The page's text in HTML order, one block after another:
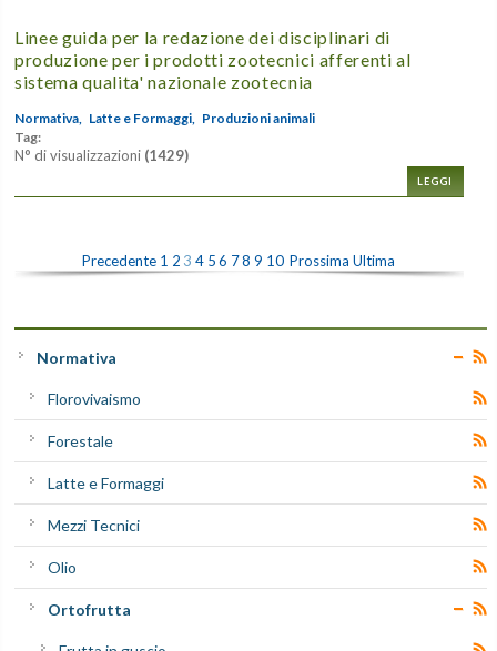
Linee guida per la redazione dei disciplinari di
produzione per i prodotti zootecnici afferenti al
sistema qualita' nazionale zootecnia
Normativa, Latte e Formaggi,
Produzioni animali
Tag:
N° di visualizzazioni (1429)
LEGGI
Precedente 1 2 3 4 5 6 78 9 10 Prossima Ultima
Normativa
Florovivaismo
Forestale
Latte e Formaggi
Mezzi Tecnici
Olio
Ortofrutta